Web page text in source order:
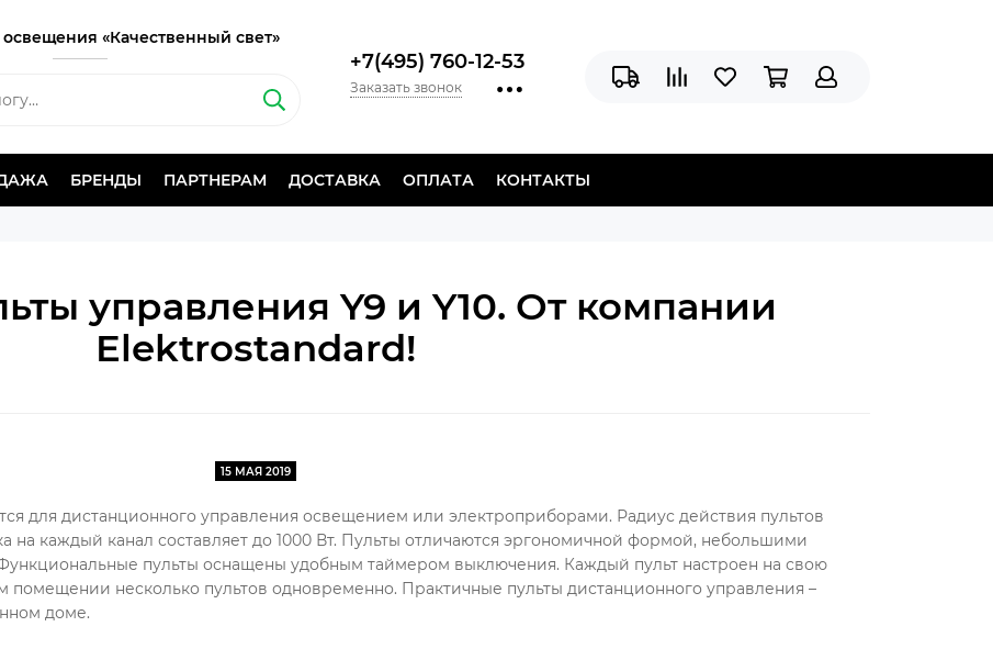
«Качественный свет»
+7(495) 760-12-53
Заказать звонок
БРЕНДЫ ПАРТНЕРАМ ДОСТАВКА ОПЛАТА КОНТАКТЫ
управления Y9 и Y10. От компании
Elektrostandard!
15 МАЯ 2019
для дистанционного управления освещением или электроприборами. Радиус действия пультов
на каждый канал составляет до 1000 Вт. Пульты отличаются эргономичной формой, небольшими
пульты оснащены удобным таймером выключения. Каждый пульт настроен на свою
помещении несколько пультов одновременно. Практичные пульты дистанционного управления –
доме.